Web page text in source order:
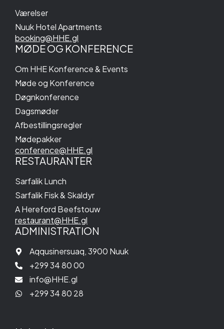
Værelser
Nuuk Hotel Apartments
booking@HHE.gl
MØDE OG KONFERENCE
Om HHE Konference & Events
Møde og Konference
Døgnkonference
Dagsmøder
Afbestillingsregler
Mødepakker
conference@HHE.gl
RESTAURANTER
Sarfalik Lunch
Sarfalik Fisk & Skaldyr
A Hereford Beefstouw
restaurant@HHE.gl
ADMINISTRATION
Aqqusinersuaq, 3900 Nuuk
+299 34 80 00
info@HHE.gl
+299 34 80 28